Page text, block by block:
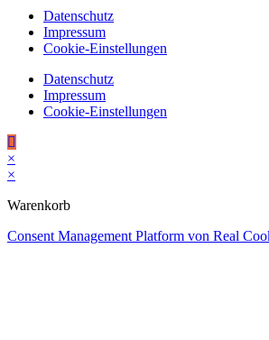
Datenschutz
Impressum
Cookie-Einstellungen
Datenschutz
Impressum
Cookie-Einstellungen
×
×
Warenkorb
Consent Management Platform von Real